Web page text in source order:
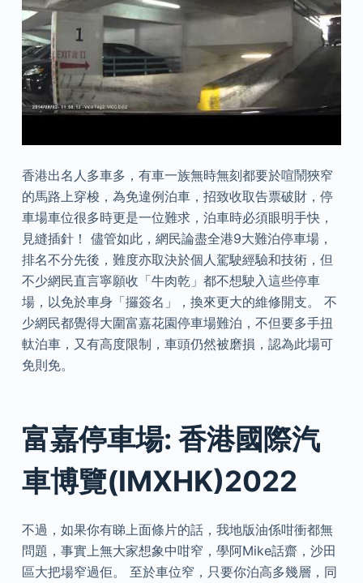
香港出名人多車多，有車一族無時無刻都要於喧鬧狹窄
的馬路上穿梭，為免違例泊車，招致收取告票破財，停
車場車位很多時更是一位難求，泊車時必須眼明手快，
見縫插針！ 儘管如此，網民論盡全港9大難泊停車場，
排名不分先後，難度亦取決於個人駕駛經驗和技術，但
不少網民直言寧願收「牛肉乾」都不想駛入這些停車
場，以免於車身「攞簽名」，換來更大的維修開支。 不
少網民都覺得大圍富嘉花園停車場難泊，不但要多手扭
軚泊車，又有高度限制，車頭仍然被磨損，認為此場可
免則免。
富嘉停車場: 香港國際汽
車博覽(IMXHK)2022
不過，如果你有睇上面條片的話，我地版油係咁衝都無
問題，事實上無大家想象中咁窄，學阿Mike話齋，沙田
區大把場窄過佢。 至於車位窄，只要你泊高多幾層，同